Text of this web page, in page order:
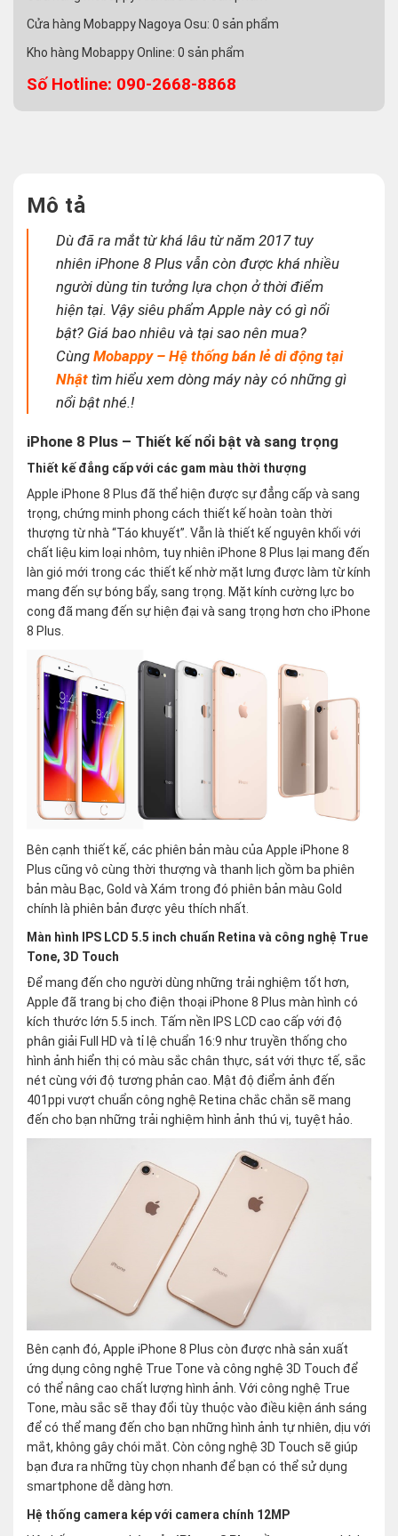
Cửa hàng Mobappy Nagoya Osu: 0 sản phẩm
Kho hàng Mobappy Online: 0 sản phẩm
Số Hotline: 090-2668-8868
Mô tả
Dù đã ra mắt từ khá lâu từ năm 2017 tuy
nhiên iPhone 8 Plus vẫn còn được khá nhiều
người dùng tin tưởng lựa chọn ở thời điểm
hiện tại. Vậy siêu phẩm Apple này có gì nổi
bật? Giá bao nhiêu và tại sao nên mua?
CùngMobappy – Hệ thống bán lẻ di động tại
Nhật tìm hiểu xem dòng máy này có những gì
nổi bật nhé.!
iPhone 8 Plus – Thiết kế nổi bật và sang trọng
Thiết kế đẳng cấp với các gam màu thời thượng
Apple iPhone 8 Plus đã thể hiện được sự đẳng cấp và sang
trọng, chứng minh phong cách thiết kế hoàn toàn thời
thượng từ nhà “Táo khuyết”. Vẫn là thiết kế nguyên khối với
chất liệu kim loại nhôm, tuy nhiên iPhone 8 Plus lại mang đến
làn gió mới trong các thiết kế nhờ mặt lưng được làm từ kính
mang đến sự bóng bẩy, sang trọng. Mặt kính cường lực bo
cong đã mang đến sự hiện đại và sang trọng hơn cho iPhone
8 Plus.
Bên cạnh thiết kế, các phiên bản màu của Apple iPhone 8
Plus cũng vô cùng thời thượng và thanh lịch gồm ba phiên
bản màu Bạc, Gold và Xám trong đó phiên bản màu Gold
chính là phiên bản được yêu thích nhất.
Màn hình IPS LCD 5.5 inch chuẩn Retina và công nghệ True
Tone, 3D Touch
Để mang đến cho người dùng những trải nghiệm tốt hơn,
Apple đã trang bị cho điện thoại iPhone 8 Plus màn hình có
kích thước lớn 5.5 inch. Tấm nền IPS LCD cao cấp với độ
phân giải Full HD và tỉ lệ chuẩn 16:9 như truyền thống cho
hình ảnh hiển thị có màu sắc chân thực, sát với thực tế, sắc
nét cùng với độ tương phản cao. Mật độ điểm ảnh đến
401ppi vượt chuẩn công nghệ Retina chắc chắn sẽ mang
đến cho bạn những trải nghiệm hình ảnh thú vị, tuyệt hảo.
Bên cạnh đó, Apple iPhone 8 Plus còn được nhà sản xuất
ứng dụng công nghệ True Tone và công nghệ 3D Touch để
có thể nâng cao chất lượng hình ảnh. Với công nghệ True
Tone, màu sắc sẽ thay đổi tùy thuộc vào điều kiện ánh sáng
để có thể mang đến cho bạn những hình ảnh tự nhiên, dịu với
mắt, không gây chói mắt. Còn công nghệ 3D Touch sẽ giúp
bạn đưa ra những tùy chọn nhanh để bạn có thể sử dụng
smartphone dễ dàng hơn.
Hệ thống camera kép với camera chính 12MP